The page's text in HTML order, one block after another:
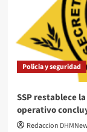
Policia y seguridad
SSP restablece
operativo
Redaccion